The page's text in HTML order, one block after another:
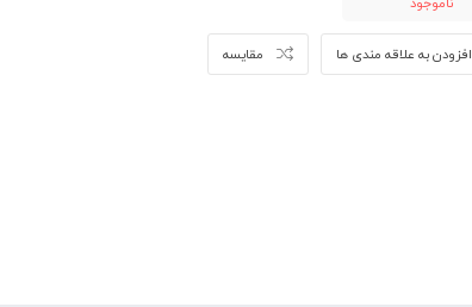
مقایسه افزودن به علاقه مندی ها